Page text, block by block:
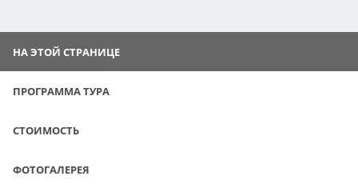
НА ЭТОЙ СТРАНИЦЕ
ПРОГРАММА ТУРА
СТОИМОСТЬ
ФОТОГАЛЕРЕЯ